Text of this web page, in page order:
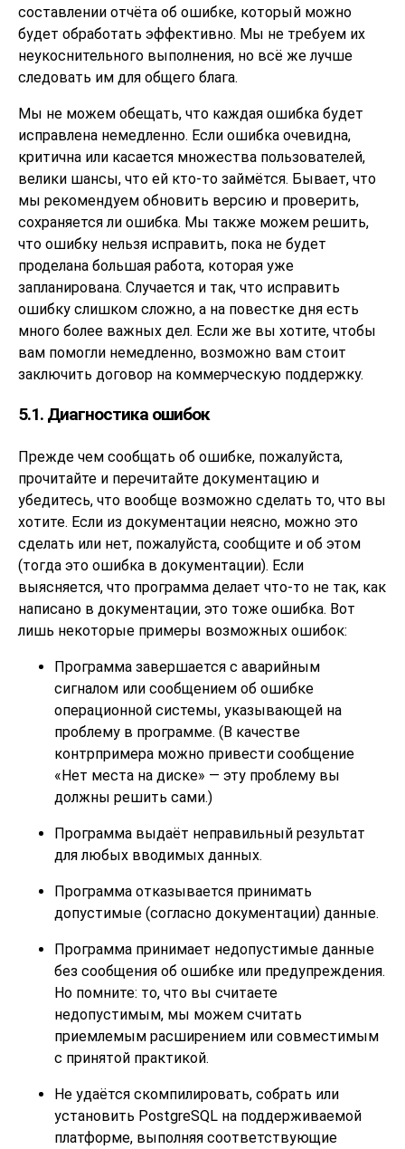
составлении отчёта об ошибке, который можно
будет обработать эффективно. Мы не требуем их
неукоснительного выполнения, но всё же лучше
следовать им для общего блага.
Мы не можем обещать, что каждая ошибка будет
исправлена немедленно. Если ошибка очевидна,
критична или касается множества пользователей,
велики шансы, что ей кто-то займётся. Бывает, что
мы рекомендуем обновить версию и проверить,
сохраняется ли ошибка. Мы также можем решить,
что ошибку нельзя исправить, пока не будет
проделана большая работа, которая уже
запланирована. Случается и так, что исправить
ошибку слишком сложно, а на повестке дня есть
много более важных дел. Если же вы хотите, чтобы
вам помогли немедленно, возможно вам стоит
заключить договор на коммерческую поддержку.
5.1. Диагностика ошибок
Прежде чем сообщать об ошибке, пожалуйста,
прочитайте и перечитайте документацию и
убедитесь, что вообще возможно сделать то, что вы
хотите. Если из документации неясно, можно это
сделать или нет, пожалуйста, сообщите и об этом
(тогда это ошибка в документации). Если
выясняется, что программа делает что-то не так, как
написано в документации, это тоже ошибка. Вот
лишь некоторые примеры возможных ошибок:
Программа завершается с аварийным
сигналом или сообщением об ошибке
операционной системы, указывающей на
проблему в программе. (В качестве
контрпримера можно привести сообщение
«Нет места на диске» — эту проблему вы
должны решить сами.)
Программа выдаёт неправильный результат
для любых вводимых данных.
Программа отказывается принимать
допустимые (согласно документации) данные.
Программа принимает недопустимые данные
без сообщения об ошибке или предупреждения.
Но помните: то, что вы считаете
недопустимым, мы можем считать
приемлемым расширением или совместимым
с принятой практикой.
Не удаётся скомпилировать, собрать или
установить PostgreSQL на поддерживаемой
платформе, выполняя соответствующие